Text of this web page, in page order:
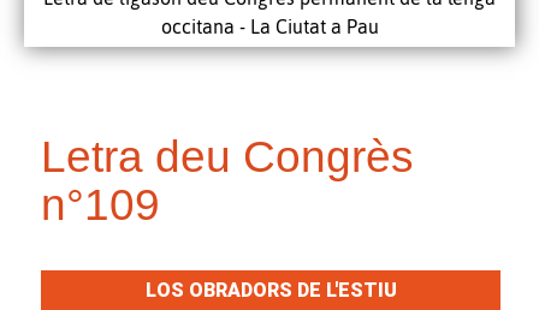
occitana - La Ciutat a Pau
Letra deu Congrès
n°109
LOS OBRADORS DE L'ESTIU